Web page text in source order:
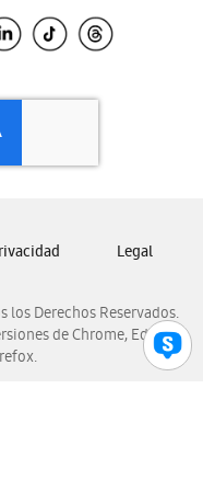
los Derechos Reservados.
de Chrome, Edge,
Legal